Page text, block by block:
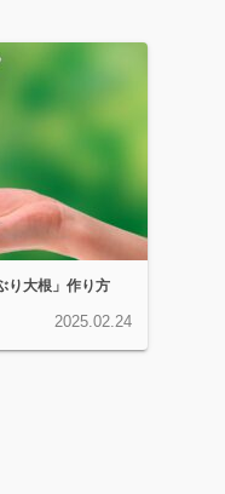
り大根」作り方
2025.02.24